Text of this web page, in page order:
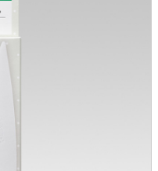
手芸
の手芸